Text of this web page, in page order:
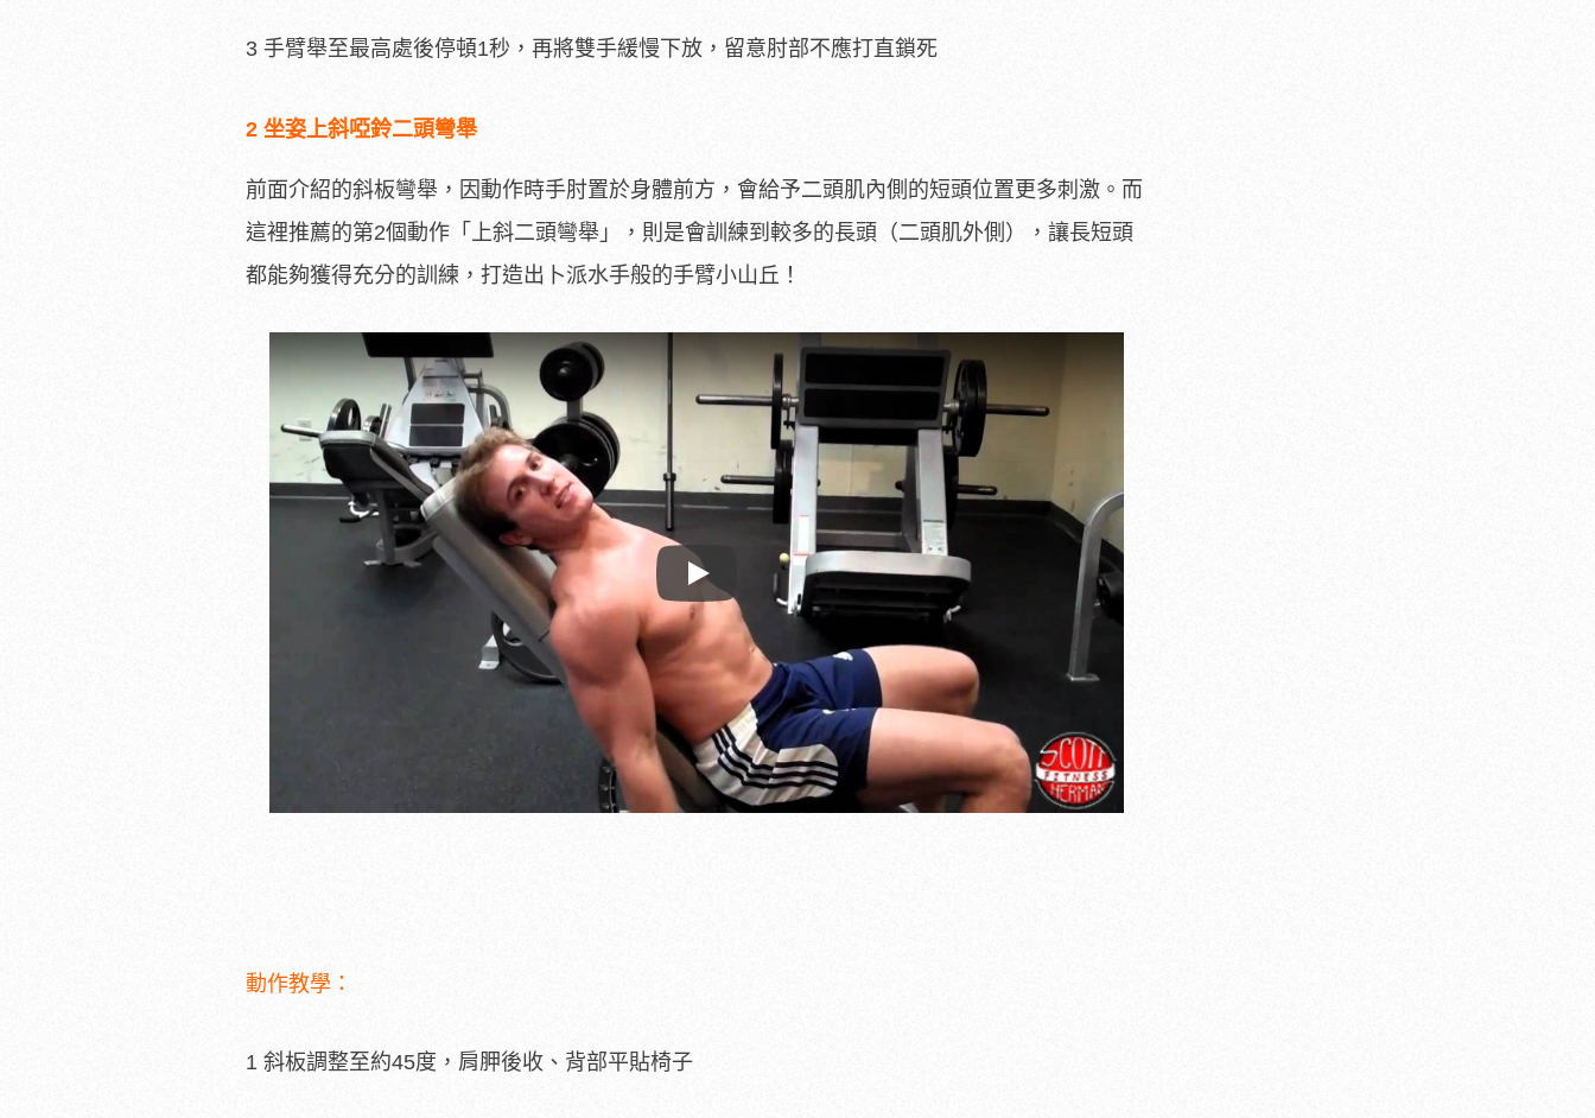
3 手臂舉至最高處後停頓1秒，再將雙手緩慢下放，留意肘部不應打直鎖死
2 坐姿上斜啞鈴二頭彎舉
前面介紹的斜板彎舉，因動作時手肘置於身體前方，會給予二頭肌內側的短頭位置更多刺激。而
這裡推薦的第2個動作「上斜二頭彎舉」，則是會訓練到較多的長頭（二頭肌外側），讓長短頭
都能夠獲得充分的訓練，打造出卜派水手般的手臂小山丘！
Play
動作教學：
1 斜板調整至約45度，肩胛後收、背部平貼椅子